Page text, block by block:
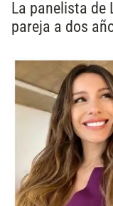
La panelista de
pareja a dos